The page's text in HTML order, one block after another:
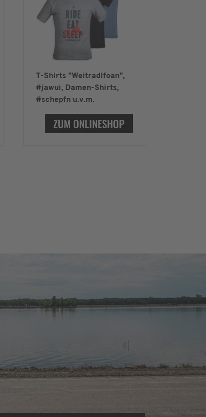
T-Shirts "Weitradlfoan",
#jawui, Damen-Shirts,
#schepfn u.v.m.
ZUM ONLINESHOP